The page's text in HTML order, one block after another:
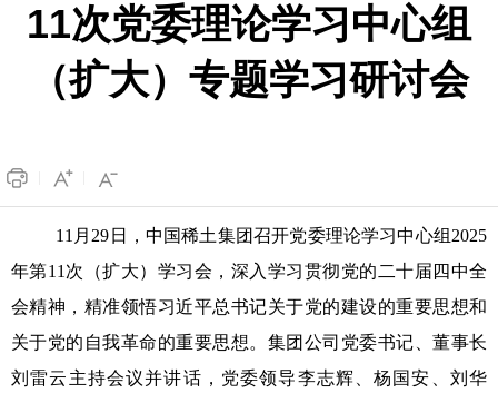
11次党委理论学习中心组
（扩大）专题学习研讨会
11月29日，中国稀土集团召开党委理论学习中心组2025
年第11次（扩大）学习会，深入学习贯彻党的二十届四中全
会精神，精准领悟习近平总书记关于党的建设的重要思想和
关于党的自我革命的重要思想。集团公司党委书记、董事长
刘雷云主持会议并讲话，党委领导李志辉、杨国安、刘华